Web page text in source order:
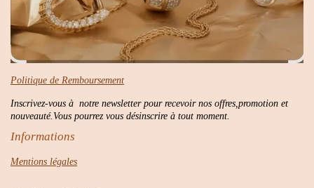
Politique de Remboursement
Inscrivez-vous à notre newsletter pour recevoir nos offres,promotion et
nouveauté.Vous pourrez vous désinscrire à tout moment.
Informations
Mentions légales